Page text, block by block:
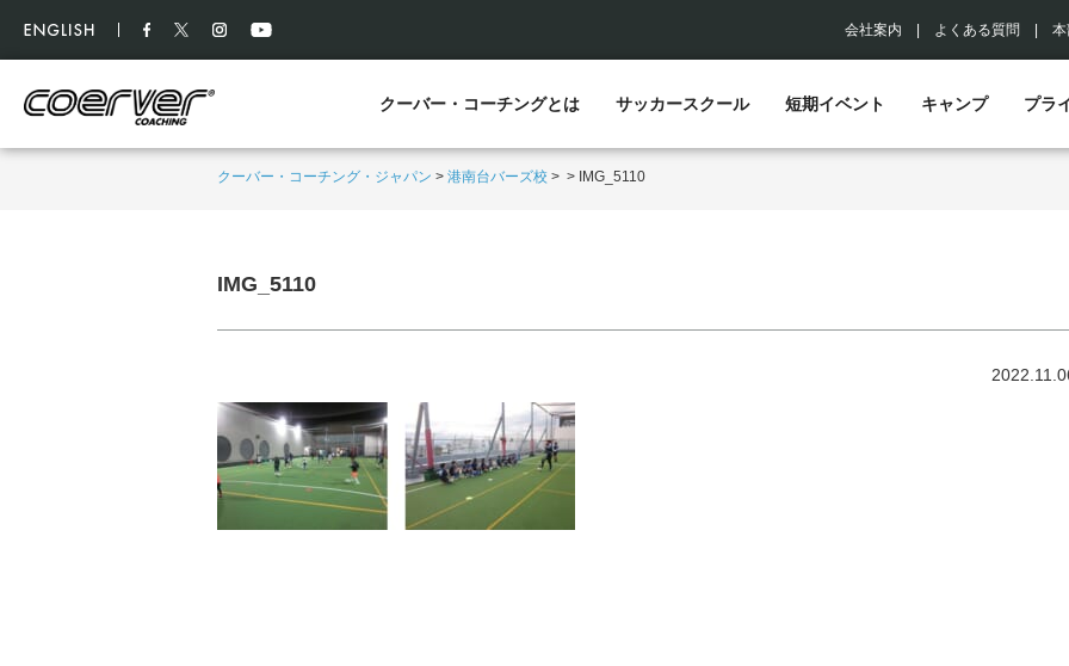
会社案内 よくある質問
クーバー・コーチングとは サッカースクール 短期イベント キャンプ プラ
クーバー・コーチング・ジャパン > 港南台バーズ校 > > IMG_5110
IMG_5110